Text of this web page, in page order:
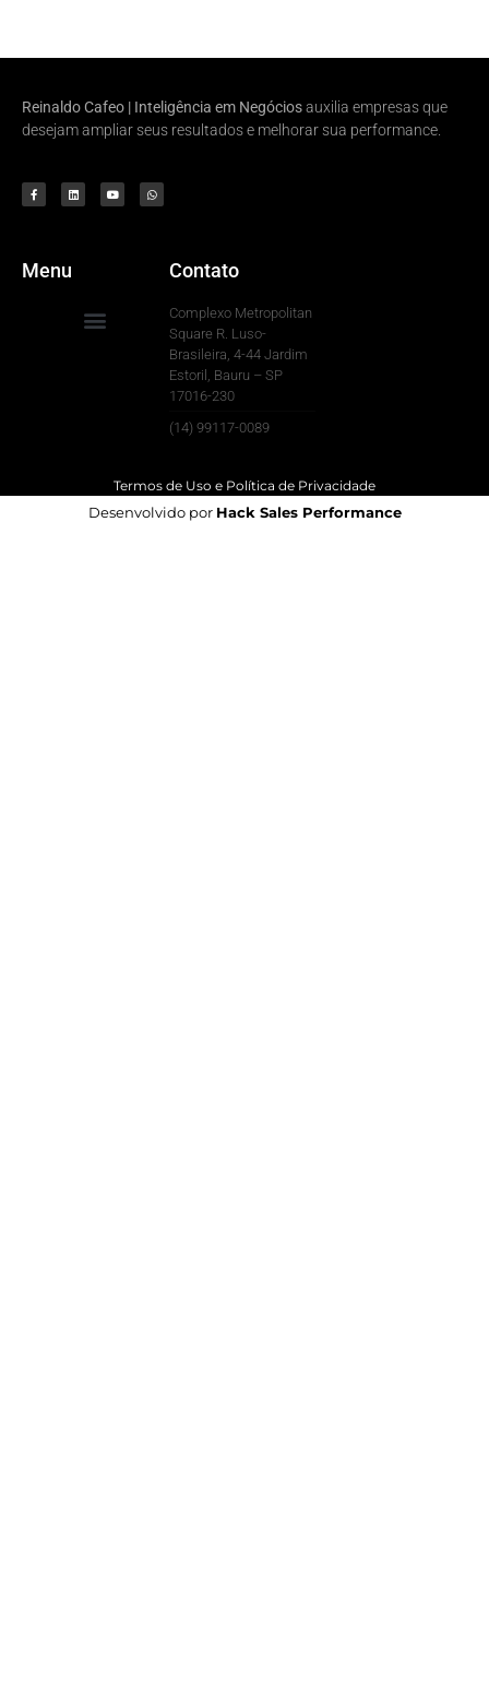
Reinaldo Cafeo | Inteligência em Negóciosauxilia empresas que
desejam ampliar seus resultados e melhorar sua performance.
Menu Contato
Complexo Metropolitan
Square R. Luso-
Brasileira, 4-44 Jardim
Estoril, Bauru – SP
17016-230
(14) 99117-0089
Termos de Uso e Política de Privacidade
Desenvolvido por Hack Sales Performance